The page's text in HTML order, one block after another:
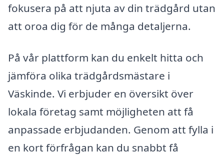
fokusera på att njuta av din trädgård utan
att oroa dig för de många detaljerna.
På vår plattform kan du enkelt hitta och
jämföra olika trädgårdsmästare i
Väskinde. Vi erbjuder en översikt över
lokala företag samt möjligheten att få
anpassade erbjudanden. Genom att fylla i
en kort förfrågan kan du snabbt få